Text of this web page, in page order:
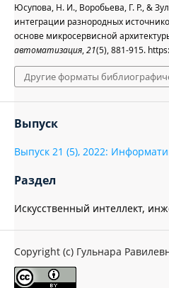
Юсупова, Н. И., Воробьева, Г. Р., &
интеграции разнородных
основе микросервисной
автоматизация,21(5), 881-915.
Другие форматы
Выпуск
Выпуск 21 (5), 2022:
Раздел
Искусственный интеллект,
Copyright (c) Гульнара